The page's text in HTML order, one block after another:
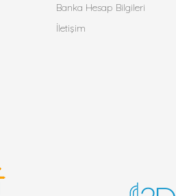
Banka Hesap Bilgileri
İletişim